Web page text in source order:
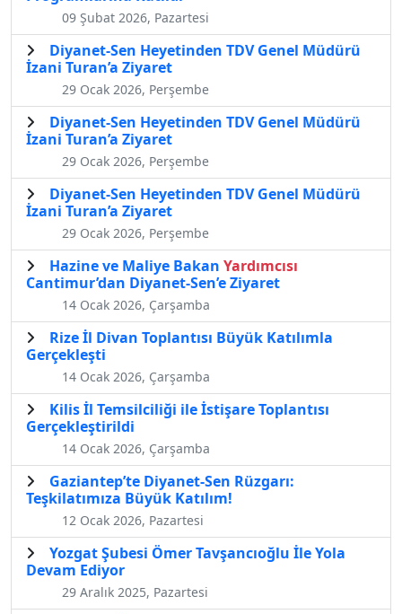
09 Şubat 2026, Pazartesi
Diyanet-Sen Heyetinden TDV Genel Müdürü
İzani Turan’a Ziyaret
29 Ocak 2026, Perşembe
Diyanet-Sen Heyetinden TDV Genel Müdürü
İzani Turan’a Ziyaret
29 Ocak 2026, Perşembe
Diyanet-Sen Heyetinden TDV Genel Müdürü
İzani Turan’a Ziyaret
29 Ocak 2026, Perşembe
Hazine ve Maliye Bakan Yardımcısı
Cantimur’dan Diyanet-Sen’e Ziyaret
14 Ocak 2026, Çarşamba
Rize İl Divan Toplantısı Büyük Katılımla
Gerçekleşti
14 Ocak 2026, Çarşamba
Kilis İl Temsilciliği ile İstişare Toplantısı
Gerçekleştirildi
14 Ocak 2026, Çarşamba
Gaziantep’te Diyanet-Sen Rüzgarı:
Teşkilatımıza Büyük Katılım!
12 Ocak 2026, Pazartesi
Yozgat Şubesi Ömer Tavşancıoğlu İle Yola
Devam Ediyor
29 Aralık 2025, Pazartesi